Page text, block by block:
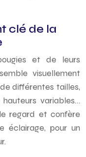
clé de la
et de leurs
visuellement
différentes tailles,
variables…
regard et confère
éclairage, pour un